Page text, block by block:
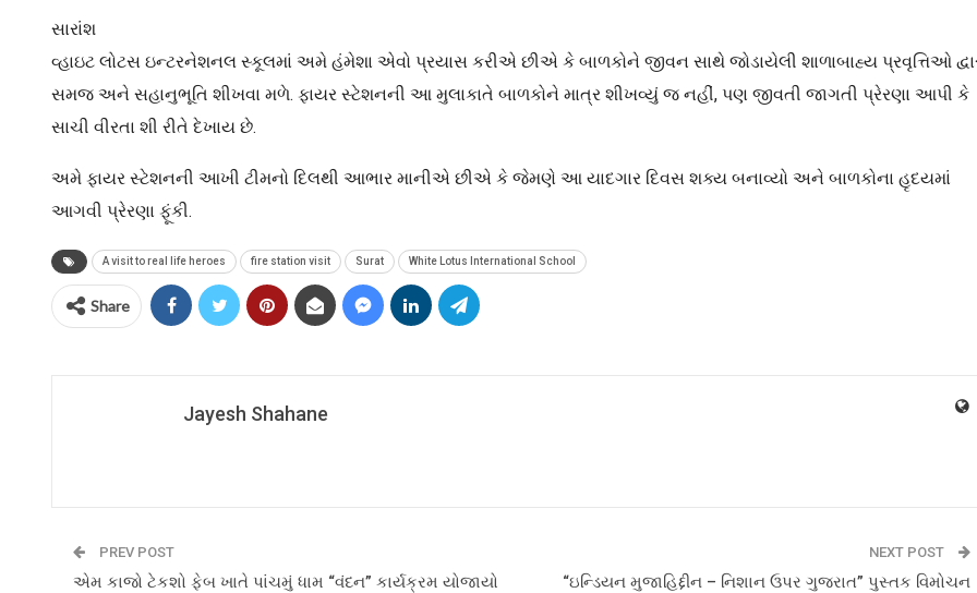
સારાંશ
વ્હાઇટ લોટસ ઇન્ટરનેશનલ સ્કૂલમાં અમે હંમેશા એવો પ્રયાસ કરીએ છીએ કે બાળકોને જીવન સાથે જોડાયેલી શાળાબાહ્ય પ્રવૃત્તિઓ
સમજ અને સહાનુભૂતિ શીખવા મળે. ફાયર સ્ટેશનની આ મુલાકાતે બાળકોને માત્ર શીખવ્યું જ નહીં, પણ જીવતી જાગતી પ્રેરણા આપી કે
સાચી વીરતા શી રીતે દેખાય છે.
અમે ફાયર સ્ટેશનની આખી ટીમનો દિલથી આભાર માનીએ છીએ કે જેમણે આ યાદગાર દિવસ શક્ય બનાવ્યો અને બાળકોના હૃદયમાં
આગવી પ્રેરણા ફૂંકી.
A visit to real life heroes fire station visit Surat White Lotus International School
Share
Jayesh Shahane
PREV POST
એમ કાજો ટેકશો ફેબ ખાતે પાંચમું ધામ “વંદન” કાર્યક્રમ યોજાયો
NEXT POST
“ઇન્ડિયન મુજાહિદ્દીન – નિશાન ઉપર ગુજરાત” પુસ્તક વિમોચન